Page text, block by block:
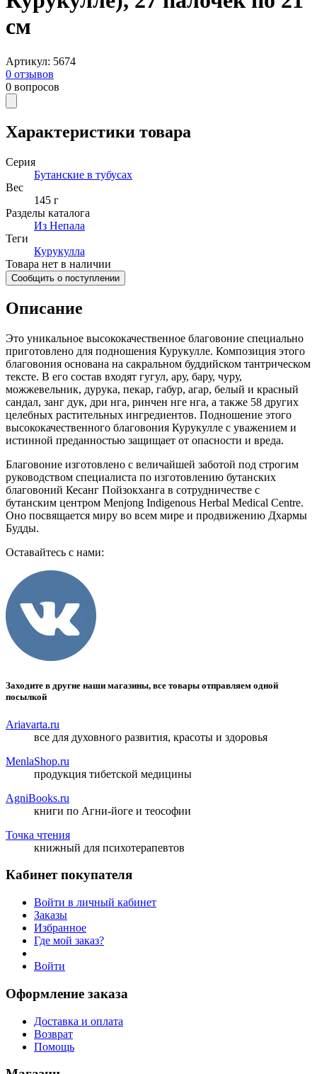
см
Артикул: 5674
0 отзывов
0 вопросов
Характеристики товара
Серия
Бутанские в тубусах
Вес
145 г
Разделы каталога
Из Непала
Теги
Курукулла
Товара нет в наличии
Сообщить о поступлении
Описание
Это уникальное высококачественное благовоние специально
приготовлено для подношения Курукулле. Композиция этого
благовония основана на сакральном буддийском тантрическом
тексте. В его состав входят гугул, ару, бару, чуру,
можжевельник, дурука, пекар, габур, агар, белый и красный
сандал, занг дук, дри нга, ринчен нге нга, а также 58 других
целебных растительных ингредиентов. Подношение этого
высококачественного благовония Курукулле с уважением и
истинной преданностью защищает от опасности и вреда.
Благовоние изготовлено с величайшей заботой под строгим
руководством специалиста по изготовлению бутанских
благовоний Кесанг Пойзокханга в сотрудничестве с
бутанским центром Menjong Indigenous Herbal Medical Centre.
Оно посвящается миру во всем мире и продвижению Дхармы
Будды.
Оставайтесь с нами:
Заходите в другие наши магазины, все товары отправляем одной
посылкой
Ariavarta.ru
все для духовного развития, красоты и здоровья
MenlaShop.ru
продукция тибетской медицины
AgniBooks.ru
книги по Агни-йоге и теософии
Точка чтения
книжный для психотерапевтов
Кабинет покупателя
Войти в личный кабинет
Заказы
Избранное
Где мой заказ?
Войти
Оформление заказа
Доставка и оплата
Возврат
Помощь